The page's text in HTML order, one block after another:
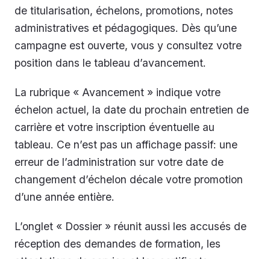
de titularisation, échelons, promotions, notes
administratives et pédagogiques. Dès qu’une
campagne est ouverte, vous y consultez votre
position dans le tableau d’avancement.
La rubrique « Avancement » indique votre
échelon actuel, la date du prochain entretien de
carrière et votre inscription éventuelle au
tableau. Ce n’est pas un affichage passif: une
erreur de l’administration sur votre date de
changement d’échelon décale votre promotion
d’une année entière.
L’onglet « Dossier » réunit aussi les accusés de
réception des demandes de formation, les